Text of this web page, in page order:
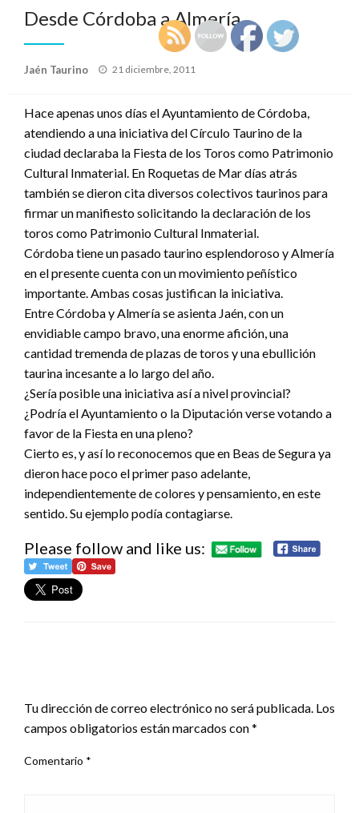
Desde Córdoba a Almería
Jaén Taurino
Publicado
21 diciembre, 2011
Hace apenas unos días el Ayuntamiento de Córdoba,
atendiendo a una iniciativa del Círculo Taurino de la
ciudad declaraba la Fiesta de los Toros como Patrimonio
Cultural Inmaterial. En Roquetas de Mar días atrás
también se dieron cita diversos colectivos taurinos para
firmar un manifiesto solicitando la declaración de los
toros como Patrimonio Cultural Inmaterial.
Córdoba tiene un pasado taurino esplendoroso y Almería
en el presente cuenta con un movimiento peñístico
importante. Ambas cosas justifican la iniciativa.
Entre Córdoba y Almería se asienta Jaén, con un
envidiable campo bravo, una enorme afición, una
cantidad tremenda de plazas de toros y una ebullición
taurina incesante a lo largo del año.
¿Sería posible una iniciativa así a nivel provincial?
¿Podría el Ayuntamiento o la Diputación verse votando a
favor de la Fiesta en una pleno?
Cierto es, y así lo reconocemos que en Beas de Segura ya
dieron hace poco el primer paso adelante,
independientemente de colores y pensamiento, en este
sentido. Su ejemplo podía contagiarse.
Please follow and like us:
Tu dirección de correo electrónico no será publicada. Los
campos obligatorios están marcados con*
Comentario *